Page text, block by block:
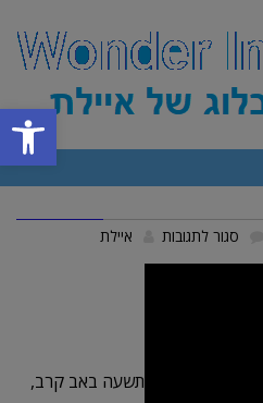
פתח
סגור לתגובות
תשעה
איילת
תשעה באב קרב,